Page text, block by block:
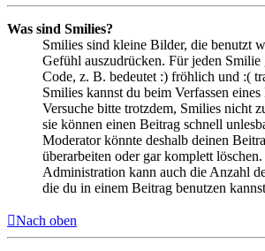
Was sind Smilies?
Smilies sind kleine Bilder, die benutzt
Gefühl auszudrücken. Für jeden Smilie
Code, z. B. bedeutet :) fröhlich und :(
Smilies kannst du beim Verfassen eines
Versuche bitte trotzdem, Smilies nicht
sie können einen Beitrag schnell
Moderator könnte deshalb deinen
überarbeiten oder gar komplett
Administration kann auch die Anzahl
die du in einem Beitrag benutzen
Nach oben